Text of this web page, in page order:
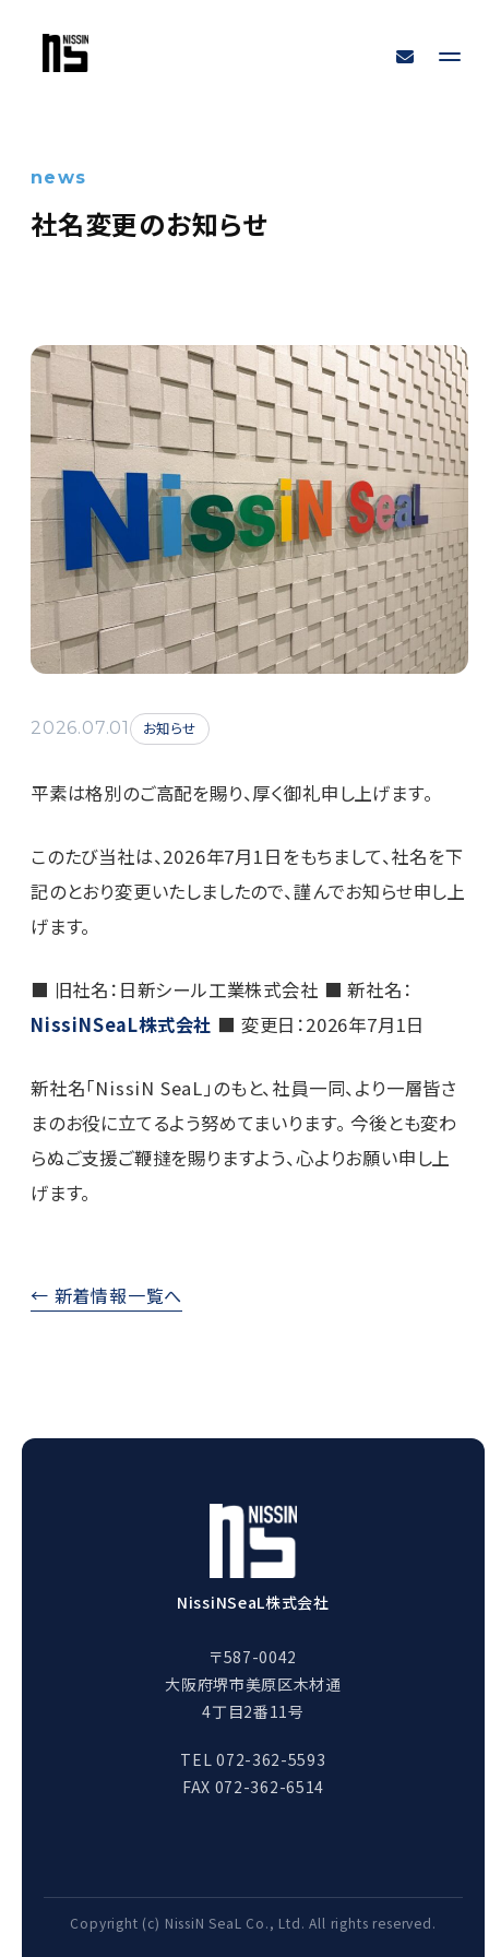
news
社名変更のお知らせ
2026.07.01 お知らせ
平素は格別のご高配を賜り、厚く御礼申し上げます。
このたび当社は、2026年7月1日をもちまして、社名を下
記のとおり変更いたしましたので、謹んでお知らせ申し上
げます。
■ 旧社名：日新シール工業株式会社 ■ 新社名：
NissiNSeaL株式会社 ■ 変更日：2026年7月1日
新社名「NissiN SeaL」のもと、社員一同、より一層皆さ
まのお役に立てるよう努めてまいります。 今後とも変わ
らぬご支援ご鞭撻を賜りますよう、心よりお願い申し上
げます。
← 新着情報一覧へ
NissiNSeaL株式会社
〒587-0042
大阪府堺市美原区木材通
4丁目2番11号
TEL 072-362-5593
FAX 072-362-6514
Copyright (c) NissiN SeaL Co., Ltd. All rights reserved.